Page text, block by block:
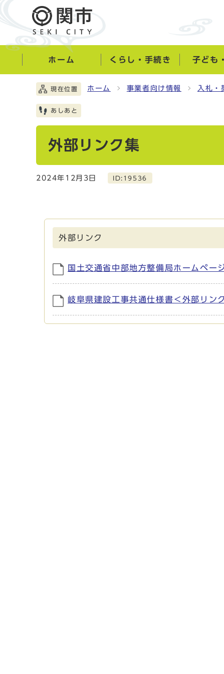
ホーム くらし・手続き 子ども
現在位置 ホーム 事業者向け情報 入札・
あしあと
外部リンク集
2024年12月3日 ID:19536
外部リンク
国土交通省中部地方整備局ホームペー
岐阜県建設工事共通仕様書＜外部リン